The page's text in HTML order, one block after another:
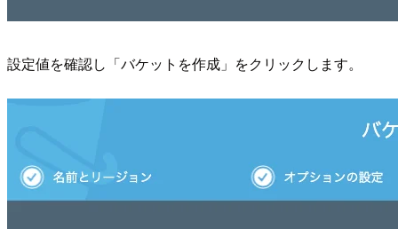
設定値を確認し「バケットを作成」をクリックします。